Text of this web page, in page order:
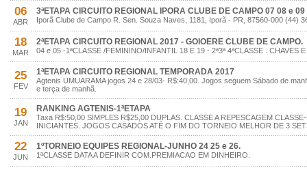
06
ABR
3ªETAPA CIRCUITO REGIONAL IPORA CLUBE DE CAMPO 07 08 e
Iporã Clube de Campo R. Sen. Souza Naves, 1181, Iporã - PR, 87560-000 (44)
18
MAR
2ªETAPA CIRCUITO REGIONAL 2017 - GOIOERE CLUBE DE CAMPO.
04 e 05 -1ªCLASSE /FEMININO/INFANTIL 18 E 19 - 2ª3ª 4ªCLASSE . CHAVES
25
FEV
1ªETAPA CIRCUITO REGIONAL TEMPORADA 2017
Agtenis UMUARAMA jogos 24 e 28/03- R$:40,00. Jogos seguem Sábado de
e terça de manhã.
19
JAN
RANKING AGTENIS-1ªETAPA
Taxa R$:50,00 SIMPLES R$25,00 DUPLAS. CLASSE A REPESCAGEM
INICIANTES. JOGOS CASADOS ATÉ O FIM DO TORNEIO MELHOR DE 3
22
JUN
1ºTORNEIO EQUIPES REGIONAL-JUNHO 24 25 e 26.
1ªCLASSE DATA A DEFINIR COM.PREMIACAO EM DINHEIRO.